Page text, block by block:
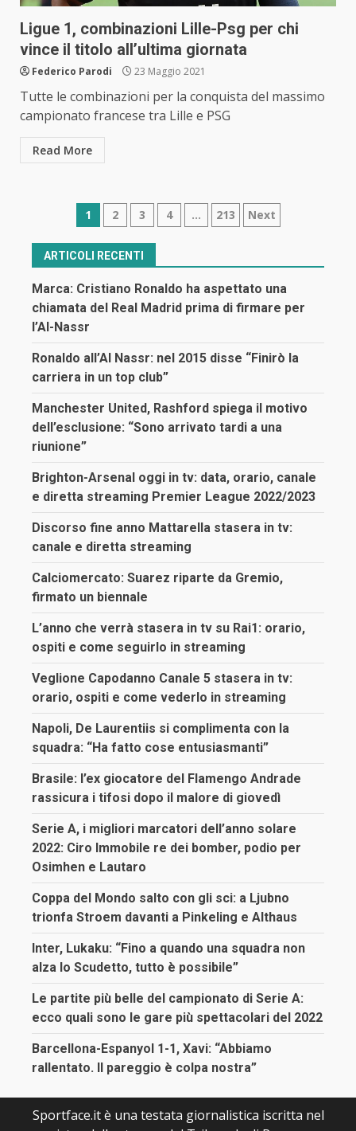
Ligue 1, combinazioni Lille-Psg per chi
vince il titolo all’ultima giornata
Federico Parodi 23 Maggio 2021
Tutte le combinazioni per la conquista del massimo
campionato francese tra Lille e PSG
Read More
Navigazione
articoli
1 2 3 4 … 213 Next
ARTICOLI RECENTI
Marca: Cristiano Ronaldo ha aspettato una
chiamata del Real Madrid prima di firmare per
l’Al-Nassr
Ronaldo all’Al Nassr: nel 2015 disse “Finirò la
carriera in un top club”
Manchester United, Rashford spiega il motivo
dell’esclusione: “Sono arrivato tardi a una
riunione”
Brighton-Arsenal oggi in tv: data, orario, canale
e diretta streaming Premier League 2022/2023
Discorso fine anno Mattarella stasera in tv:
canale e diretta streaming
Calciomercato: Suarez riparte da Gremio,
firmato un biennale
L’anno che verrà stasera in tv su Rai1: orario,
ospiti e come seguirlo in streaming
Veglione Capodanno Canale 5 stasera in tv:
orario, ospiti e come vederlo in streaming
Napoli, De Laurentiis si complimenta con la
squadra: “Ha fatto cose entusiasmanti”
Brasile: l’ex giocatore del Flamengo Andrade
rassicura i tifosi dopo il malore di giovedì
Serie A, i migliori marcatori dell’anno solare
2022: Ciro Immobile re dei bomber, podio per
Osimhen e Lautaro
Coppa del Mondo salto con gli sci: a Ljubno
trionfa Stroem davanti a Pinkeling e Althaus
Inter, Lukaku: “Fino a quando una squadra non
alza lo Scudetto, tutto è possibile”
Le partite più belle del campionato di Serie A:
ecco quali sono le gare più spettacolari del 2022
Barcellona-Espanyol 1-1, Xavi: “Abbiamo
rallentato. Il pareggio è colpa nostra”
Sportface.it è una testata giornalistica iscritta nel